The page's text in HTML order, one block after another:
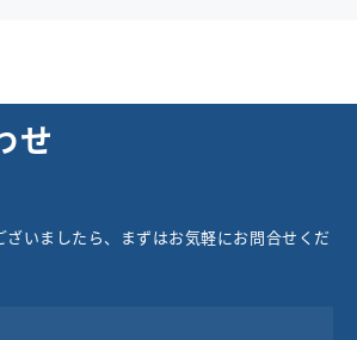
せ
ざいましたら、まずはお気軽にお問合せくだ